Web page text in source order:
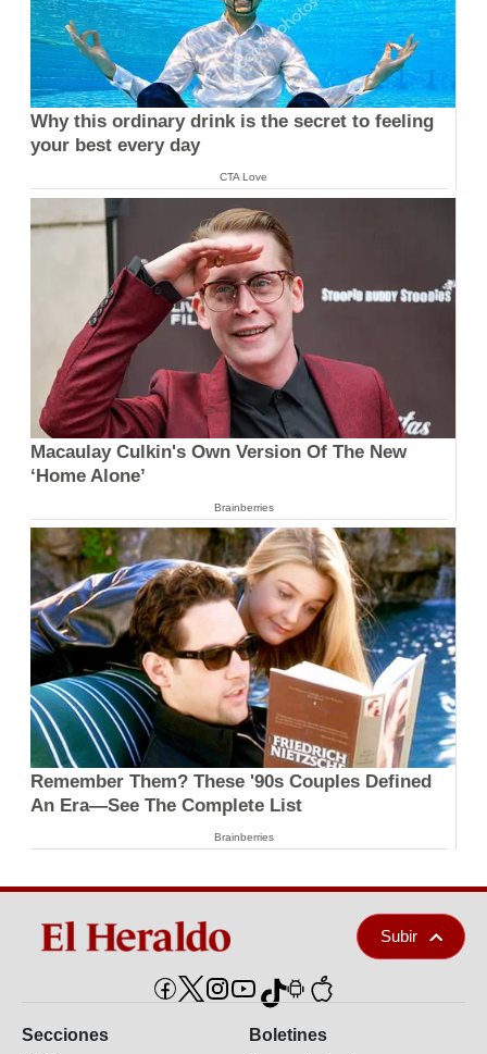
Why this ordinary drink is the secret to feeling
your best every day
CTA Love
Macaulay Culkin's Own Version Of The New
‘Home Alone’
Brainberries
Remember Them? These '90s Couples Defined
An Era—See The Complete List
Brainberries
Subir
Secciones Boletines